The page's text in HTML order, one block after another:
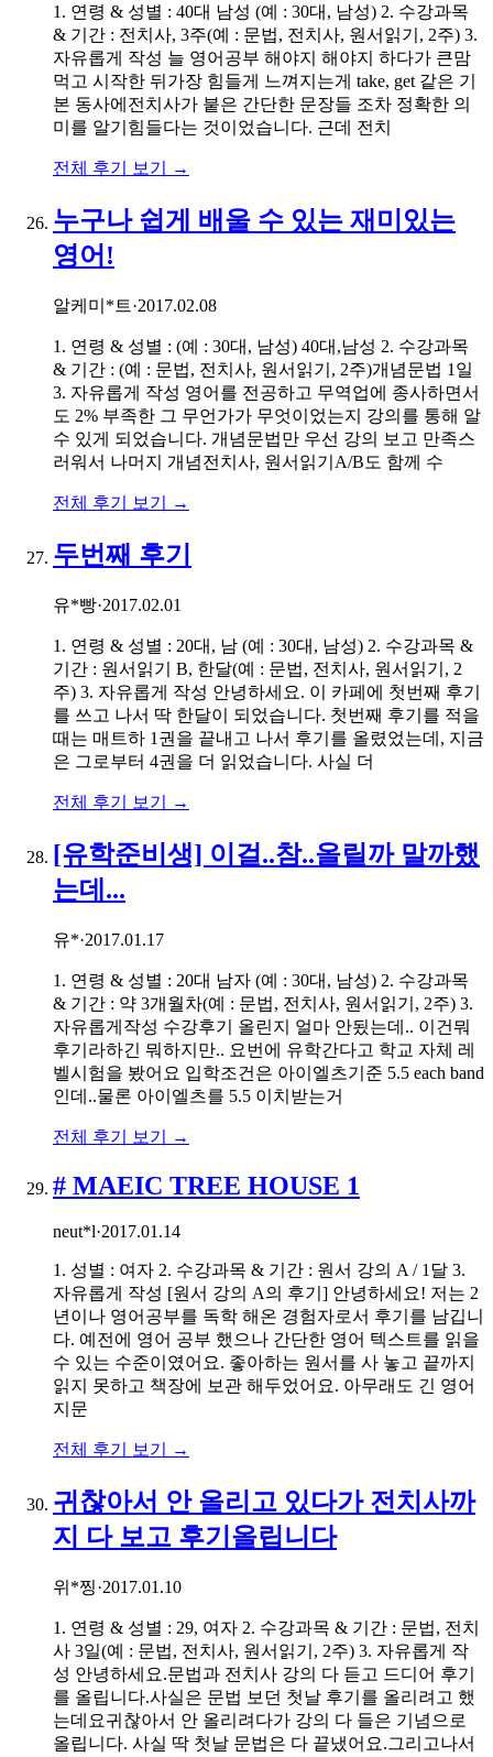
1. 연령 & 성별 : 40대 남성 (예 : 30대, 남성) 2. 수강과목
& 기간 : 전치사, 3주(예 : 문법, 전치사, 원서읽기, 2주) 3.
자유롭게 작성 늘 영어공부 해야지 해야지 하다가 큰맘
먹고 시작한 뒤가장 힘들게 느껴지는게 take, get 같은 기
본 동사에전치사가 붙은 간단한 문장들 조차 정확한 의
미를 알기힘들다는 것이었습니다. 근데 전치
전체 후기 보기 →
누구나 쉽게 배울 수 있는 재미있는
영어!
알케미*트·2017.02.08
1. 연령 & 성별 : (예 : 30대, 남성) 40대,남성 2. 수강과목
& 기간 : (예 : 문법, 전치사, 원서읽기, 2주)개념문법 1일
3. 자유롭게 작성 영어를 전공하고 무역업에 종사하면서
도 2% 부족한 그 무언가가 무엇이었는지 강의를 통해 알
수 있게 되었습니다. 개념문법만 우선 강의 보고 만족스
러워서 나머지 개념전치사, 원서읽기A/B도 함께 수
전체 후기 보기 →
두번째 후기
유*빵·2017.02.01
1. 연령 & 성별 : 20대, 남 (예 : 30대, 남성) 2. 수강과목 &
기간 : 원서읽기 B, 한달(예 : 문법, 전치사, 원서읽기, 2
주) 3. 자유롭게 작성 안녕하세요. 이 카페에 첫번째 후기
를 쓰고 나서 딱 한달이 되었습니다. 첫번째 후기를 적을
때는 매트하 1권을 끝내고 나서 후기를 올렸었는데, 지금
은 그로부터 4권을 더 읽었습니다. 사실 더
전체 후기 보기 →
[유학준비생] 이걸..참..올릴까 말까했
는데...
유*·2017.01.17
1. 연령 & 성별 : 20대 남자 (예 : 30대, 남성) 2. 수강과목
& 기간 : 약 3개월차(예 : 문법, 전치사, 원서읽기, 2주) 3.
자유롭게작성 수강후기 올린지 얼마 안됬는데.. 이건뭐
후기라하긴 뭐하지만.. 요번에 유학간다고 학교 자체 레
벨시험을 봤어요 입학조건은 아이엘츠기준 5.5 each band
인데..물론 아이엘츠를 5.5 이치받는거
전체 후기 보기 →
# MAEIC TREE HOUSE 1
neut*l·2017.01.14
1. 성별 : 여자 2. 수강과목 & 기간 : 원서 강의 A / 1달 3.
자유롭게 작성 [원서 강의 A의 후기] 안녕하세요! 저는 2
년이나 영어공부를 독학 해온 경험자로서 후기를 남깁니
다. 예전에 영어 공부 했으나 간단한 영어 텍스트를 읽을
수 있는 수준이였어요. 좋아하는 원서를 사 놓고 끝까지
읽지 못하고 책장에 보관 해두었어요. 아무래도 긴 영어
지문
전체 후기 보기 →
귀찮아서 안 올리고 있다가 전치사까
지 다 보고 후기올립니다
위*찡·2017.01.10
1. 연령 & 성별 : 29, 여자 2. 수강과목 & 기간 : 문법, 전치
사 3일(예 : 문법, 전치사, 원서읽기, 2주) 3. 자유롭게 작
성 안녕하세요.문법과 전치사 강의 다 듣고 드디어 후기
를 올립니다.사실은 문법 보던 첫날 후기를 올리려고 했
는데요귀찮아서 안 올리려다가 강의 다 들은 기념으로
올립니다. 사실 딱 첫날 문법은 다 끝냈어요.그리고나서